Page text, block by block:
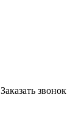
Заказать звонок